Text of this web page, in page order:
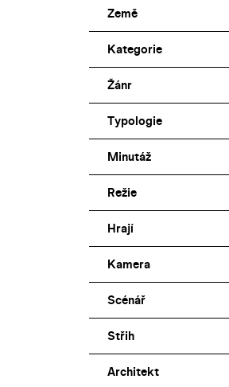
Země
Kategorie
Žánr
Typologie
Minutáž
Režie
Hrají
Kamera
Scénář
Střih
Architekt